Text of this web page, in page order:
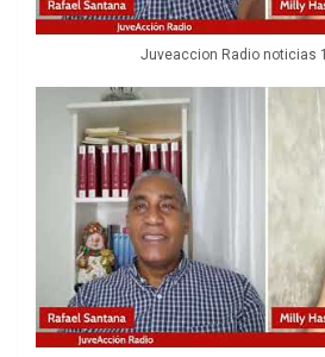
Juveaccion Radio noticias